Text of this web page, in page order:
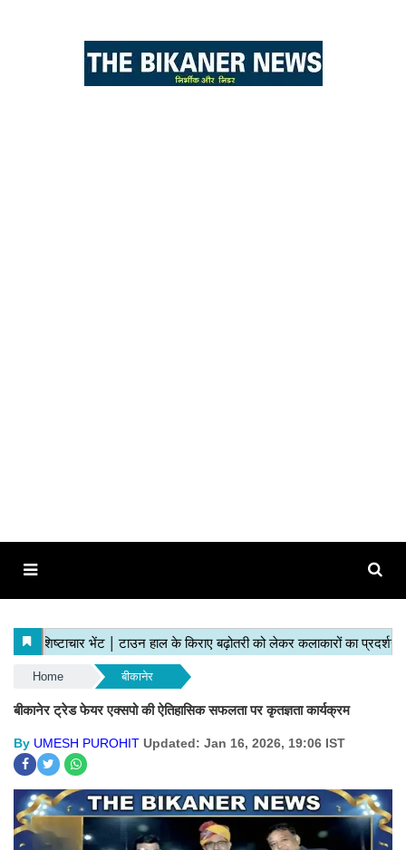
Home बीकानेर
बीकानेर ट्रेड फेयर एक्सपो की ऐतिहासिक सफलता पर कृतज्ञता कार्यक्रम
By UMESH PUROHIT Updated: Jan 16, 2026, 19:06 IST